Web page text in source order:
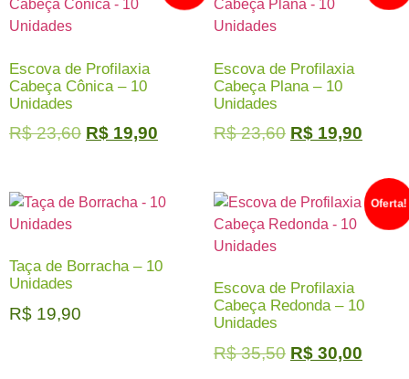
Escova de Profilaxia
Cabeça Cônica – 10
Unidades
R$23,60 R$ 19,90
Escova de Profilaxia
Cabeça Plana – 10
Unidades
R$23,60 R$ 19,90
Taça de Borracha – 10
Unidades
R$ 19,90
Oferta!
Escova de Profilaxia
Cabeça Redonda – 10
Unidades
R$35,50 R$ 30,00